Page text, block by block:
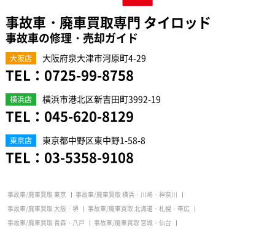
事故車・廃車買取専門 タイロッド
事故車の修理・売却ガイド
大阪店 大阪府泉大津市河原町4-29
TEL： 0725-99-8758
横浜店 横浜市港北区新吉田町3992-19
TEL： 045-620-8129
東京店 東京都中野区東中野1-58-8
TEL： 03-5358-9108
事故車/廃車買取 東京
事故車/廃車買取 横浜・川崎・神奈川
事故車/廃車買取 大阪・堺
事故車/廃車買取 北海道・札幌・帯広
事故車/廃車買取 青森・八戸
事故車/廃車買取 宮城・仙台